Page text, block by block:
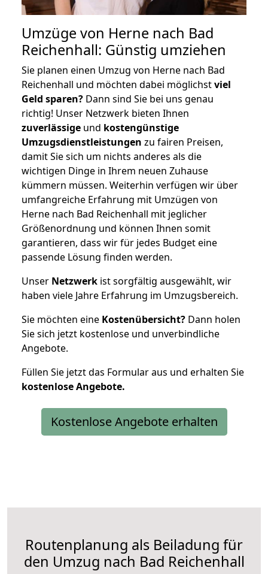
Umzüge von Herne nach Bad
Reichenhall: Günstig umziehen
Sie planen einen Umzug von Herne nach Bad
Reichenhall und möchten dabei möglichstviel
Geld sparen? Dann sind Sie bei uns genau
richtig! Unser Netzwerk bieten Ihnen
zuverlässige und kostengünstige
Umzugsdienstleistungen zu fairen Preisen,
damit Sie sich um nichts anderes als die
wichtigen Dinge in Ihrem neuen Zuhause
kümmern müssen. Weiterhin verfügen wir über
umfangreiche Erfahrung mit Umzügen von
Herne nach Bad Reichenhall mit jeglicher
Größenordnung und können Ihnen somit
garantieren, dass wir für jedes Budget eine
passende Lösung finden werden.
Unser Netzwerk ist sorgfältig ausgewählt, wir
haben viele Jahre Erfahrung im Umzugsbereich.
Sie möchten eine Kostenübersicht? Dann holen
Sie sich jetzt kostenlose und unverbindliche
Angebote.
Füllen Sie jetzt das Formular aus und erhalten Sie
kostenloseAngebote.
Kostenlose Angebote erhalten
Routenplanung als Beiladung für
den Umzug nach Bad Reichenhall